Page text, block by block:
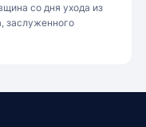
со дня ухода из
заслуженного